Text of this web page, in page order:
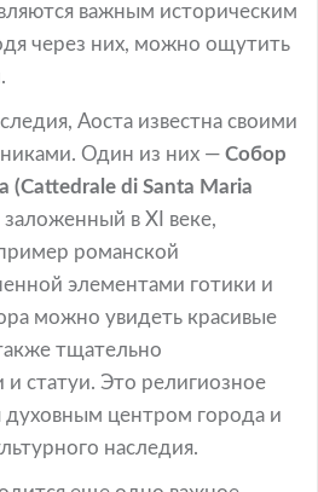
важным историческим
через них, можно ощутить
Аоста известна своими
Один из них — Собор
(Cattedrale di Santa Maria
в XI веке,
романской
элементами готики и
можно увидеть красивые
тщательно
статуи. Это религиозное
духовным центром города и
наследия.